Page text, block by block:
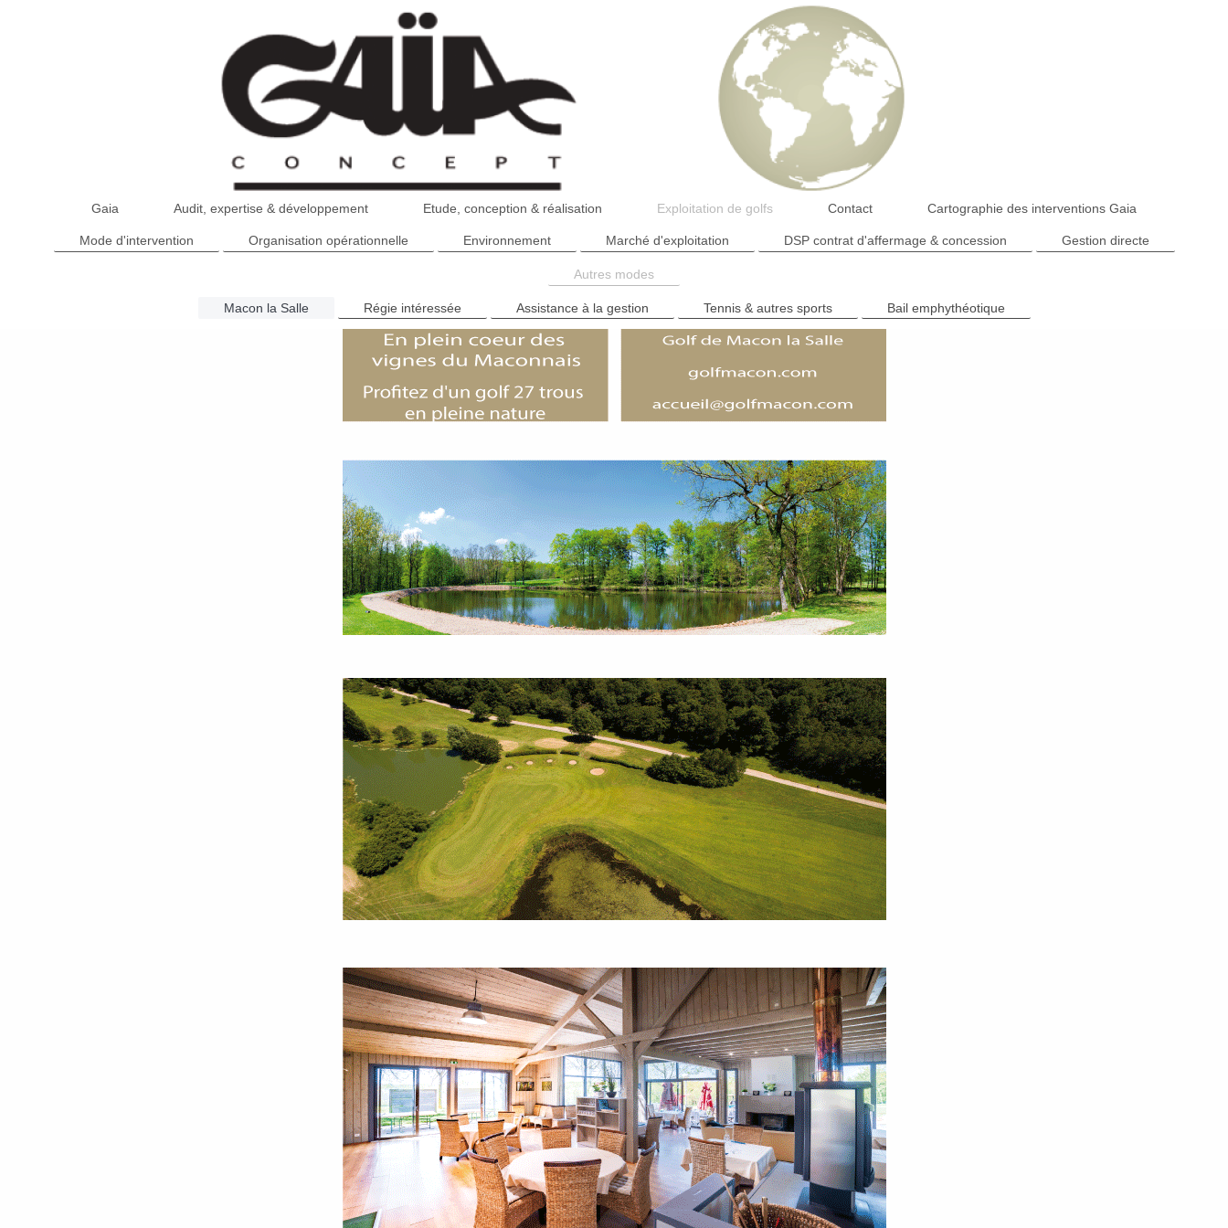
Gaia Audit, expertise & développement Etude, conception & réalisation Exploitation de golfs Contact Cartographie des interventions Gaia
Mode d'intervention Organisation opérationnelle Environnement Marché d'exploitation DSP contrat d'affermage & concession Gestion directe
Autres modes
Macon la Salle Régie intéressée Assistance à la gestion Tennis & autres sports Bail emphythéotique